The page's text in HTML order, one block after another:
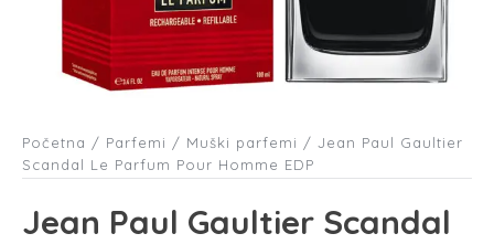
Početna / Parfemi / Muški parfemi / Jean Paul Gaultier
Scandal Le Parfum Pour Homme EDP
Jean Paul Gaultier Scandal